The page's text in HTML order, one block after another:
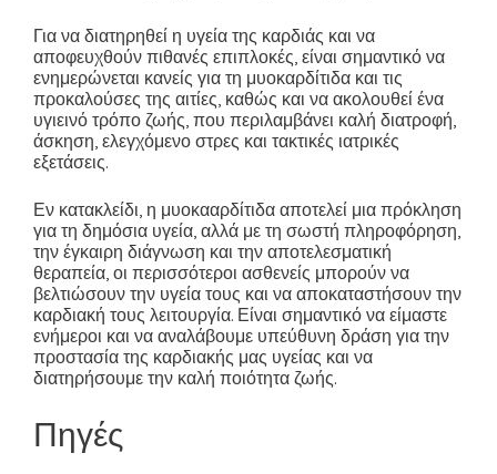
Για να διατηρηθεί η υγεία της καρδιάς και να
αποφευχθούν πιθανές επιπλοκές, είναι σημαντικό να
ενημερώνεται κανείς για τη μυοκαρδίτιδα και τις
προκαλούσες της αιτίες, καθώς και να ακολουθεί ένα
υγιεινό τρόπο ζωής, που περιλαμβάνει καλή διατροφή,
άσκηση, ελεγχόμενο στρες και τακτικές ιατρικές
εξετάσεις.
Εν κατακλείδι, η μυοκααρδίτιδα αποτελεί μια πρόκληση
για τη δημόσια υγεία, αλλά με τη σωστή πληροφόρηση,
την έγκαιρη διάγνωση και την αποτελεσματική
θεραπεία, οι περισσότεροι ασθενείς μπορούν να
βελτιώσουν την υγεία τους και να αποκαταστήσουν την
καρδιακή τους λειτουργία. Είναι σημαντικό να είμαστε
ενήμεροι και να αναλάβουμε υπεύθυνη δράση για την
προστασία της καρδιακής μας υγείας και να
διατηρήσουμε την καλή ποιότητα ζωής.
Πηγές